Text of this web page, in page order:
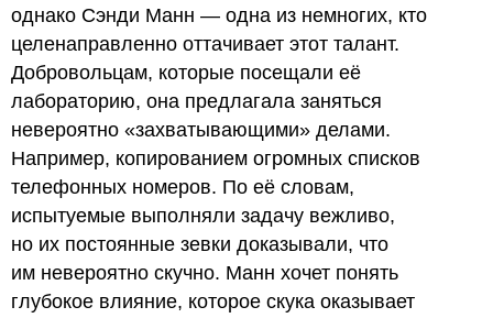
однако Сэнди Манн — одна из немногих, кто
целенаправленно оттачивает этот талант.
Добровольцам, которые посещали её
лабораторию, она предлагала заняться
невероятно «захватывающими» делами.
Например, копированием огромных списков
телефонных номеров. По её словам,
испытуемые выполняли задачу вежливо,
но их постоянные зевки доказывали, что
им невероятно скучно. Манн хочет понять
глубокое влияние, которое скука оказывает